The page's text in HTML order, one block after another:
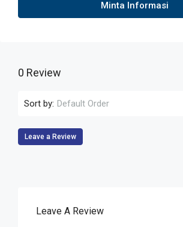
Minta Informasi
0 Review
Sort by: Default Order
Leave a Review
Leave A Review